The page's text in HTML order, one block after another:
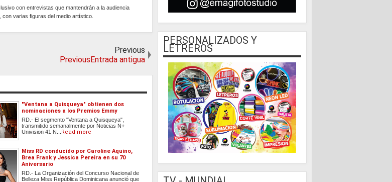
con entrevistas que mantendrán a la audiencia
varias figuras del medio artístico.
Previous
PreviousEntrada antigua
"Ventana a Quisqueya" obtienen dos
nominaciones a los Premios Emmy
RD.- El segmento "Ventana a Quisqueya",
transmitido semanalmente por Noticias N+
Univision 41 N...
Read more
Miss RD conducido por Caroline Aquino,
Brea Frank y Jessica Pereira en su 70
Aniversario
RD.- La Organización del Concurso Nacional de
Belleza Miss República Dominicana anunció que
PERSONALIZADOS Y
LETREROS